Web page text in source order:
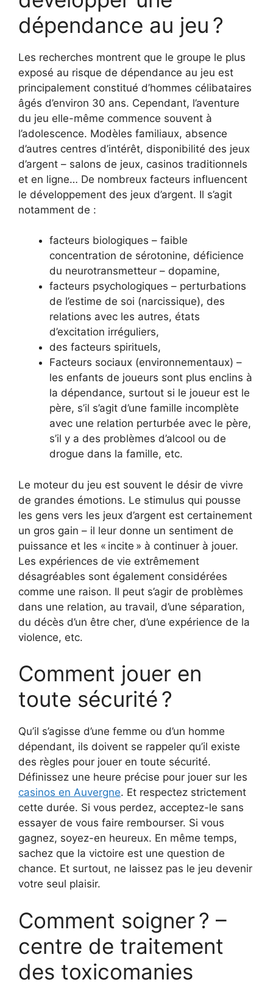
dépendance au jeu ?
Les recherches montrent que le groupe le plus
exposé au risque de dépendance au jeu est
principalement constitué d’hommes célibataires
âgés d’environ 30 ans. Cependant, l’aventure
du jeu elle-même commence souvent à
l’adolescence. Modèles familiaux, absence
d’autres centres d’intérêt, disponibilité des jeux
d’argent – salons de jeux, casinos traditionnels
et en ligne… De nombreux facteurs influencent
le développement des jeux d’argent. Il s’agit
notamment de :
facteurs biologiques – faible
concentration de sérotonine, déficience
du neurotransmetteur – dopamine,
facteurs psychologiques – perturbations
de l’estime de soi (narcissique), des
relations avec les autres, états
d’excitation irréguliers,
des facteurs spirituels,
Facteurs sociaux (environnementaux) –
les enfants de joueurs sont plus enclins à
la dépendance, surtout si le joueur est le
père, s’il s’agit d’une famille incomplète
avec une relation perturbée avec le père,
s’il y a des problèmes d’alcool ou de
drogue dans la famille, etc.
Le moteur du jeu est souvent le désir de vivre
de grandes émotions. Le stimulus qui pousse
les gens vers les jeux d’argent est certainement
un gros gain – il leur donne un sentiment de
puissance et les « incite » à continuer à jouer.
Les expériences de vie extrêmement
désagréables sont également considérées
comme une raison. Il peut s’agir de problèmes
dans une relation, au travail, d’une séparation,
du décès d’un être cher, d’une expérience de la
violence, etc.
Comment jouer en
toute sécurité ?
Qu’il s’agisse d’une femme ou d’un homme
dépendant, ils doivent se rappeler qu’il existe
des règles pour jouer en toute sécurité.
Définissez une heure précise pour jouer sur les
casinos en Auvergne. Et respectez strictement
cette durée. Si vous perdez, acceptez-le sans
essayer de vous faire rembourser. Si vous
gagnez, soyez-en heureux. En même temps,
sachez que la victoire est une question de
chance. Et surtout, ne laissez pas le jeu devenir
votre seul plaisir.
Comment soigner ? –
centre de traitement
des toxicomanies